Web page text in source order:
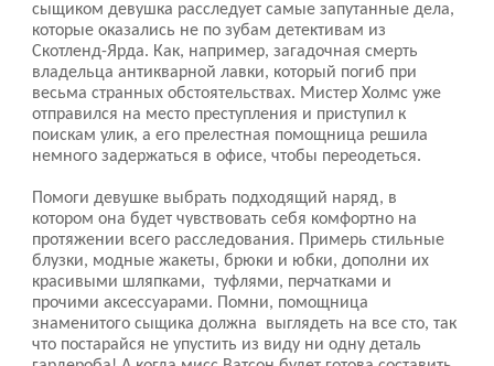
сыщиком девушка расследует самые запутанные дела,
которые оказались не по зубам детективам из
Скотленд-Ярда. Как, например, загадочная смерть
владельца антикварной лавки, который погиб при
весьма странных обстоятельствах. Мистер Холмс уже
отправился на место преступления и приступил к
поискам улик, а его прелестная помощница решила
немного задержаться в офисе, чтобы переодеться.
Помоги девушке выбрать подходящий наряд, в
котором она будет чувствовать себя комфортно на
протяжении всего расследования. Примерь стильные
блузки, модные жакеты, брюки и юбки, дополни их
красивыми шляпками, туфлями, перчатками и
прочими аксессуарами. Помни, помощница
знаменитого сыщика должна выглядеть на все сто, так
что постарайся не упустить из виду ни одну деталь